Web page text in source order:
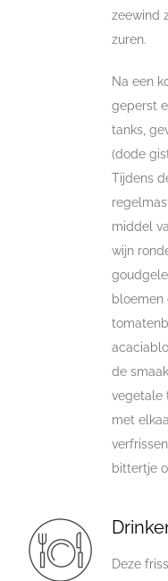
zeewind
zuren.
Na een
geperst
tanks,
(dode
Tijdens
middel
wijn
bloemen
de
vegetale
met
bittertje
Deze